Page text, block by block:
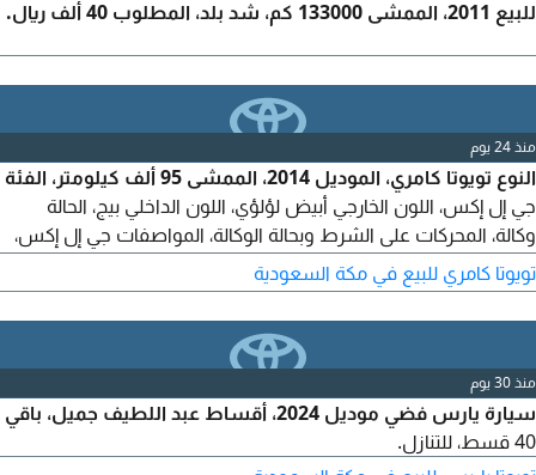
للبيع 2011، الممشى 133000 كم، شد بلد، المطلوب 40 ألف ريال.
منذ 24 يوم
النوع تويوتا كامري، الموديل 2014، الممشى 95 ألف كيلومتر، الفئة
جي إل إكس، اللون الخارجي أبيض لؤلؤي، اللون الداخلي بيج، الحالة
وكالة، المحركات على الشرط وبحالة الوكالة، المواصفات جي إل إكس،
جميع الكماليات، المحرك بشكل عام جديد، جميع أغراض الوكالة
موجودة، الكفرات طقم يوكوهاما حقت البلد، الإسبير حق الوكالة،
الاستمارة جديدة، الفحص الدوري جديد، السعر 25 ألف ريال كاش أو
تويوتا كامري للبيع في مكة السعودية
منذ 30 يوم
سيارة يارس فضي موديل 2024، أقساط عبد اللطيف جميل، باقي
40 قسط، للتنازل.